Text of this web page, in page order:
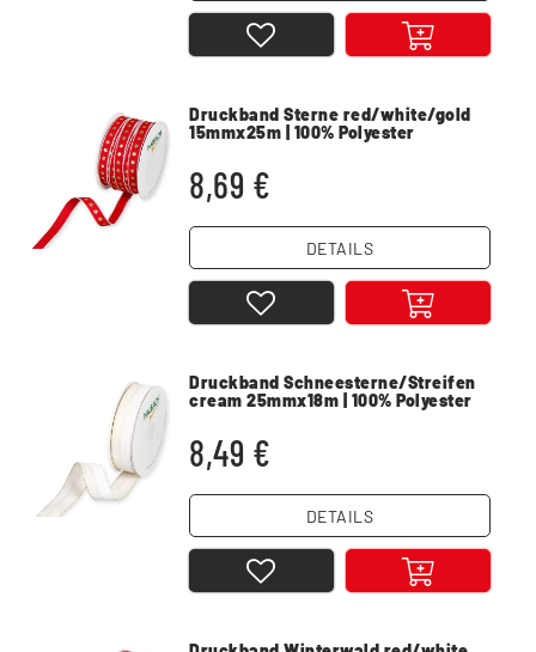
Druckband Sterne red/white/gold
15mmx25m | 100% Polyester
8,69 €
DETAILS
Druckband Schneesterne/Streifen
cream 25mmx18m | 100% Polyester
8,49 €
DETAILS